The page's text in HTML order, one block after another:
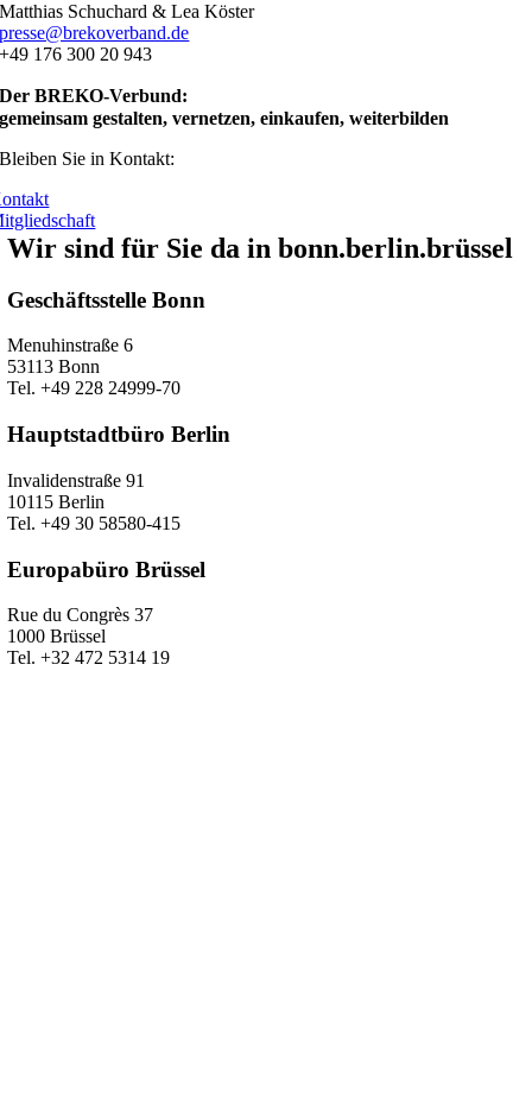
Matthias Schuchard & Lea Köster
presse@brekoverband.de
+49 176 300 20 943
Der BREKO-Verbund:
gemeinsam gestalten, vernetzen, einkaufen, weiterbilden
Bleiben Sie in Kontakt:
Wir sind für Sie da in bonn.berlin.brüssel
Geschäftsstelle Bonn
Menuhinstraße 6
53113 Bonn
Tel. +49 228 24999-70
Hauptstadtbüro Berlin
Invalidenstraße 91
10115 Berlin
Tel. +49 30 58580-415
Europabüro Brüssel
Rue du Congrès 37
1000 Brüssel
Tel. +32 472 5314 19